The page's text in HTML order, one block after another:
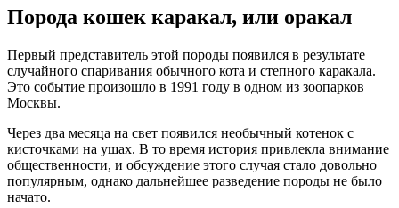
Порода кошек каракал, или оракал
Первый представитель этой породы появился в результате
случайного спаривания обычного кота и степного каракала.
Это событие произошло в 1991 году в одном из зоопарков
Москвы.
Через два месяца на свет появился необычный котенок с
кисточками на ушах. В то время история привлекла внимание
общественности, и обсуждение этого случая стало довольно
популярным, однако дальнейшее разведение породы не было
начато.